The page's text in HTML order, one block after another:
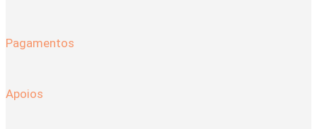
Pagamentos
Apoios